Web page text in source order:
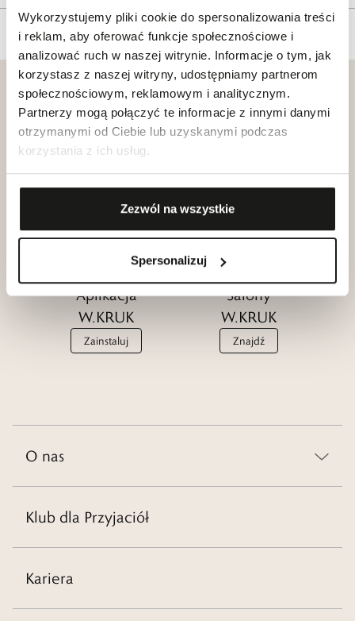
Wykorzystujemy pliki cookie do spersonalizowania treści
i reklam, aby oferować funkcje społecznościowe i
analizować ruch w naszej witrynie. Informacje o tym, jak
korzystasz z naszej witryny, udostępniamy partnerom
społecznościowym, reklamowym i analitycznym.
Partnerzy mogą połączyć te informacje z innymi danymi
otrzymanymi od Ciebie lub uzyskanymi podczas
korzystania z ich usług.
Zezwól na wszystkie
Spersonalizuj
Klub dla
Przyjaciół
W.KRUK
Dołącz
Zobacz
Aplikacja
W.KRUK
Zainstaluj
Salony
W.KRUK
Znajdź
O nas
Klub dla Przyjaciół
Kariera